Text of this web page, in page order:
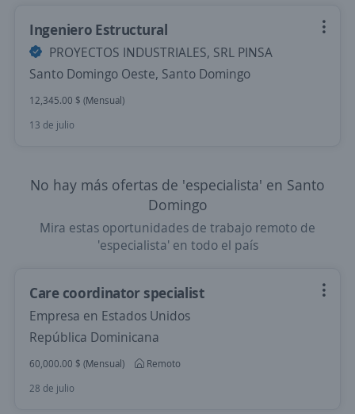
Ingeniero Estructural
PROYECTOS INDUSTRIALES, SRL PINSA
Santo Domingo Oeste, Santo Domingo
12,345.00 $ (Mensual)
13 de julio
No hay más ofertas de 'especialista' en Santo
Domingo
Mira estas oportunidades de trabajo remoto de
'especialista' en todo el país
Care coordinator specialist
Empresa en Estados Unidos
República Dominicana
60,000.00 $ (Mensual)
Remoto
28 de julio